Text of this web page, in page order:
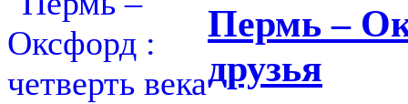
Пермь –
друзья